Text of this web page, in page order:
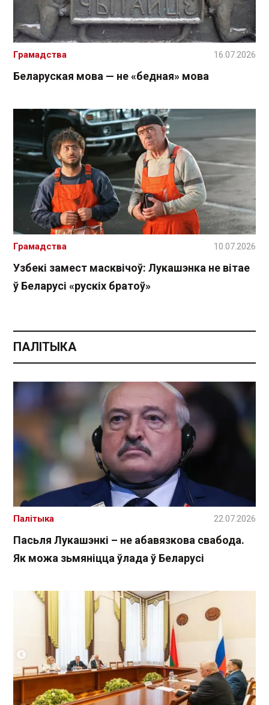
Беларуская мова — не «бедная» мова
Грамадства 16.07.2026
Узбекі замест масквічоў: Лукашэнка не вітае
ў Беларусі «рускіх братоў»
Грамадства 10.07.2026
ПАЛІТЫКА
Пасьля Лукашэнкі – не абавязкова свабода.
Як можа зьмяніцца ўлада ў Беларусі
Палітыка 22.07.2026